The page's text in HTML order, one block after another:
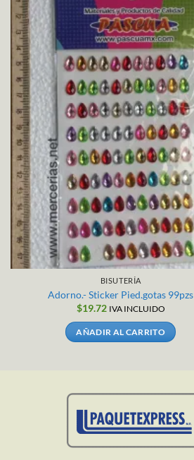
BISUTERÍA
Adorno.- Sticker Pied.gotas 99pzs
$19.72 IVA INCLUIDO
AÑADIR AL CARRITO